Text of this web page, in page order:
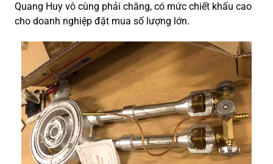
Quang Huy vô cùng phải chăng, có mức chiết khấu cao
cho doanh nghiệp đặt mua số lượng lớn.